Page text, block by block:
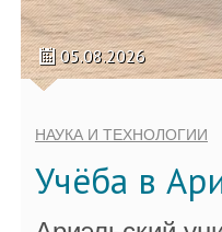
05.08.2026
НАУКА И ТЕХНОЛОГИИ
Учёба в